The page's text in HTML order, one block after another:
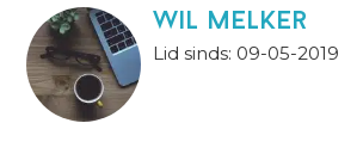
wil melker
Lid sinds: 09-05-2019